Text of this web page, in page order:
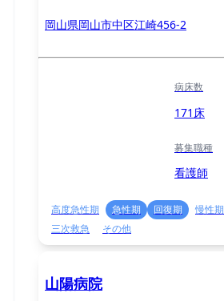
岡山県岡山市中区江崎456-2
病床数
171床
募集職種
看護師
高度急性期 急性期 回復期 慢性期
三次救急
その他
山陽病院